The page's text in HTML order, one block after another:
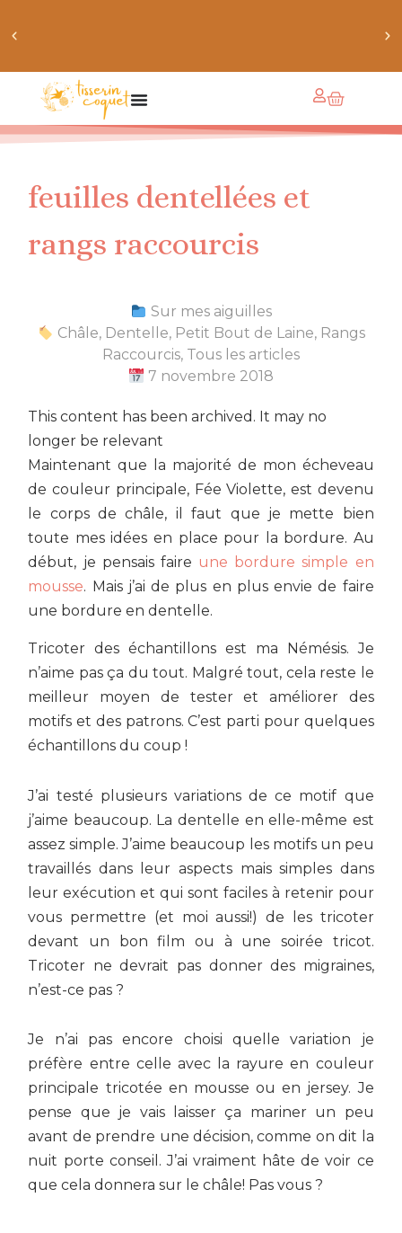
chaussettes douillettes :: le livre de chaussettes pour
petits et grands
feuilles dentellées et
rangs raccourcis
Sur mes aiguilles
Châle, Dentelle, Petit Bout de Laine, Rangs
Raccourcis, Tous les articles
7 novembre 2018
This content has been archived. It may no
longer be relevant
Maintenant que la majorité de mon écheveau
de couleur principale, Fée Violette, est devenu
le corps de châle, il faut que je mette bien
toute mes idées en place pour la bordure. Au
début, je pensais faire une bordure simple en
mousse. Mais j’ai de plus en plus envie de faire
une bordure en dentelle.
Tricoter des échantillons est ma Némésis. Je
n’aime pas ça du tout. Malgré tout, cela reste le
meilleur moyen de tester et améliorer des
motifs et des patrons. C’est parti pour quelques
échantillons du coup !
J’ai testé plusieurs variations de ce motif que
j’aime beaucoup. La dentelle en elle-même est
assez simple. J’aime beaucoup les motifs un peu
travaillés dans leur aspects mais simples dans
leur exécution et qui sont faciles à retenir pour
vous permettre (et moi aussi!) de les tricoter
devant un bon film ou à une soirée tricot.
Tricoter ne devrait pas donner des migraines,
n’est-ce pas ?
Je n’ai pas encore choisi quelle variation je
préfère entre celle avec la rayure en couleur
principale tricotée en mousse ou en jersey. Je
pense que je vais laisser ça mariner un peu
avant de prendre une décision, comme on dit la
nuit porte conseil. J’ai vraiment hâte de voir ce
que cela donnera sur le châle! Pas vous ?